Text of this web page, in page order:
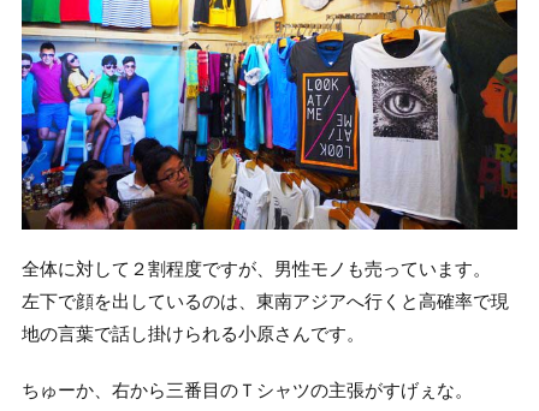
全体に対して２割程度ですが、男性モノも売っています。
左下で顔を出しているのは、東南アジアへ行くと高確率で現
地の言葉で話し掛けられる小原さんです。
ちゅーか、右から三番目のＴシャツの主張がすげぇな。